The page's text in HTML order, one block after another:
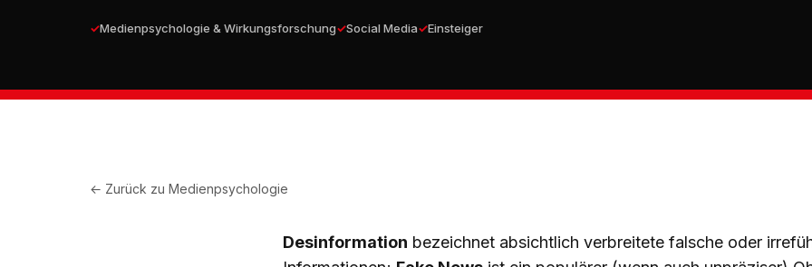
Medienpsychologie & Wirkungsforschung Social Media Einsteiger
← Zurück zuMedienpsychologie
Desinformation bezeichnet absichtlich verbreitete falsche oder